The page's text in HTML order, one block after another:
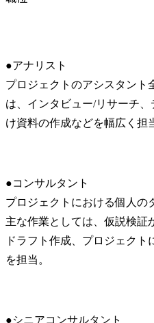
●アナリスト
プロジェクトのアシスタント
は、インタビュー/リサーチ
け資料の作成などを幅広く担
●コンサルタント
プロジェクトにおける個人の
主な作業としては、仮説検証
ドラフト作成、プロジェク
を担当。
●シニアコンサルタント